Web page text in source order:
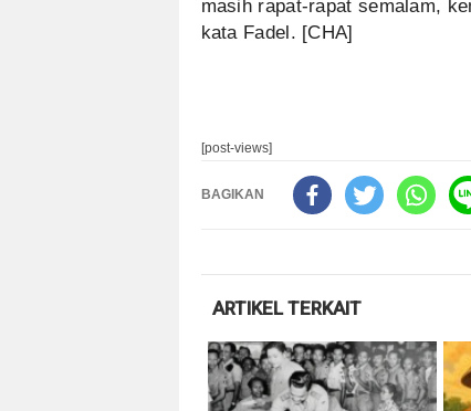
masih rapat-rapat semalam,
kata Fadel. [CHA]
[post-views]
BAGIKAN
ARTIKEL TERKAIT